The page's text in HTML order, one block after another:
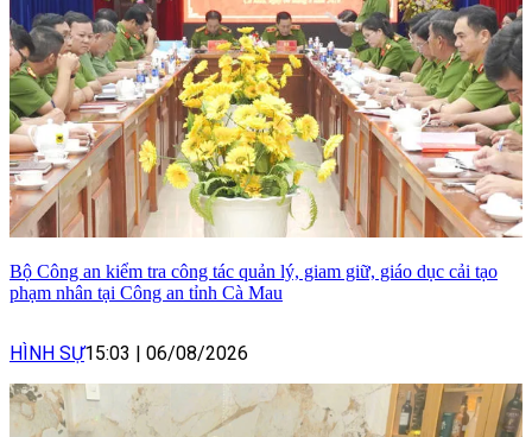
Bộ Công an kiểm tra công tác quản lý, giam giữ, giáo dục cải tạo
phạm nhân tại Công an tỉnh Cà Mau
HÌNH SỰ15:03 06/08/2026